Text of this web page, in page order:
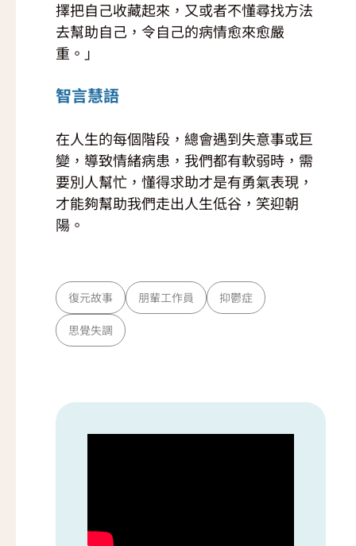
擇把自己收藏起來，又或者不懂尋找方法
去幫助自己，令自己的病情愈來愈嚴
重。」
智言慧語
在人生的每個階段，總會遇到失意事或巨
變，導致情緒病患，我們都有軟弱時，需
要別人幫忙，懂得求助才是有勇氣表現，
才能夠幫助我們走出人生低谷，笑迎朝
陽。
復元故事 朋輩工作員 抑鬱症
思覺失調